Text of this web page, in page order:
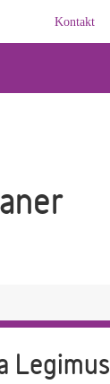
Kontakt
Legimus